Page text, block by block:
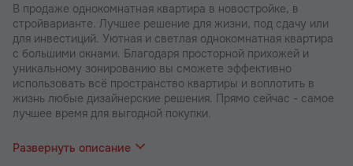
В продаже однокомнатная квартира в новостройке, в
стройварианте. Лучшее решение для жизни, под сдачу или
для инвестиций. Уютная и светлая однокомнатная квартира
с большими окнами. Благодаря просторной прихожей и
уникальному зонированию вы сможете эффективно
использовать всё пространство квартиры и воплотить в
жизнь любые дизайнерские решения. Прямо сейчас - самое
лучшее время для выгодной покупки.
отделе продаж вас проконсультируют по актуальным
предложениям.
Развернуть описание